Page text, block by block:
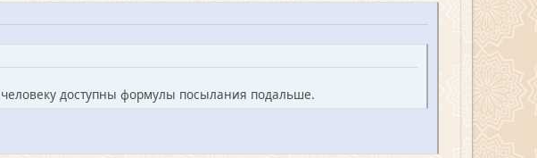
доступны формулы посылания подальше.